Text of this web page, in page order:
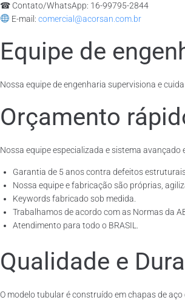
☎ Contato/WhatsApp: 16-99795-2844
E-mail: comercial@acorsan.com.br
Equipe de
Nossa equipe de engenharia supervisiona e
Orçamento
Nossa equipe especializada e sistema
Garantia de 5 anos contra defeitos
Nossa equipe e fabricação são próprias,
Keywords fabricado sob medida.
Trabalhamos de acordo com as Normas da
Atendimento para todo o BRASIL.
Qualidade e
O modelo tubular é construído em chapas de